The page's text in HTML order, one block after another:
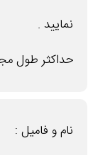
نمایید .
حداکثر طول مجاز برای
نام و فامیل :